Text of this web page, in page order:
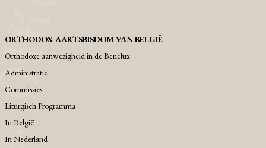
ORTHODOX AARTSBISDOM VAN BELGIË
Orthodoxe aanwezigheid in de Benelux
Administratie
Commissies
Liturgisch Programma
Ιn België
Ιn Nederland